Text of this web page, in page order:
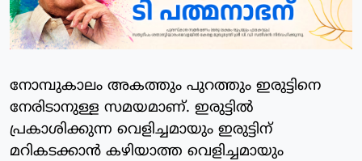
നോമ്പുകാലം അകത്തും പുറത്തും ഇരുട്ടിനെ
നേരിടാനുള്ള സമയമാണ്. ഇരുട്ടില്‍
പ്രകാശിക്കുന്ന വെളിച്ചമായും ഇരുട്ടിന്
മറികടക്കാന്‍ കഴിയാത്ത വെളിച്ചമായും